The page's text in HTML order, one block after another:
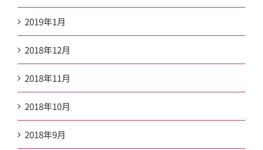
2019年1月
2018年12月
2018年11月
2018年10月
2018年9月